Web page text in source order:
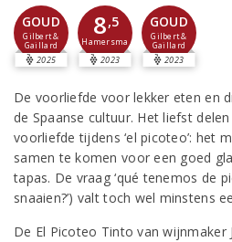
GOUD
Gilbert &
Gaillard
2025
8,5
Hamersma
2023
GOUD
Gilbert &
Gaillard
2023
De voorliefde voor lekker eten en
de Spaanse cultuur. Het liefst
voorliefde tijdens ‘el picoteo’: het
samen te komen voor een goed
tapas. De vraag ‘qué tenemos de
snaaien?’) valt toch wel minstens
De El Picoteo Tinto van wijnmaker